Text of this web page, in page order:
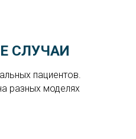
СЛУЧАИ
пациентов.
разных моделях